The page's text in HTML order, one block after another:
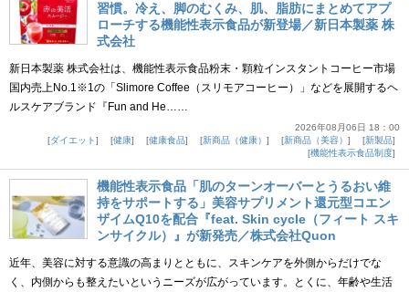
習慣。冷え、脚のむくみ、肌、脂肪にまとめてアプ
ローチする機能性表示食品が新登場／新日本製薬 株
式会社
新日本製薬 株式会社は、機能性表示食品粉末・顆粒インスタントコーヒー市場
国内売上No.1※1の「Slimore Coffee（スリモアコーヒー）」などを展開するヘ
ルスケアブランド『Fun and He……
2026年08月06日 18：00
ダイエット
健康 健康食品 新商品（健康） 新商品（美容）
新製品
機能性表示食品制度
機能性表示食品「肌のターンオーバーとうるおい維
持をサポートする」美容サプリメント還元型コエン
ザイムQ10を配合『feat. Skin cycle（フィート スキ
ンサイクル）』が新発売／株式会社Quon
近年、美容に対する意識の高まりとともに、スキンケアを外側からだけでな
く、内側からも整えたいというニーズが広がっています。とくに、年齢や生活